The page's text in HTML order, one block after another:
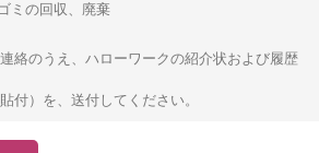
ミの回収、廃棄
連絡のうえ、ハローワークの紹介状および履歴
貼付）を、送付してください。